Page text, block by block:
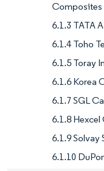
Composites
6.1.3 TATA
6.1.4 Toho
6.1.5 Toray
6.1.6 Korea
6.1.7 SGL
6.1.8
6.1.9 Solvay
6.1.10